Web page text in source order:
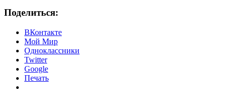
Поделиться:
ВКонтакте
Мой Мир
Одноклассники
Twitter
Google
Печать